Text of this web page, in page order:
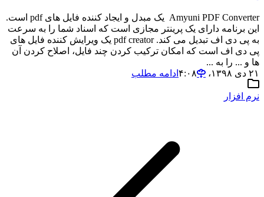
Amyuni PDF Converter یک مبدل و ایجاد کننده فایل های pdf است.
این برنامه دارای یک پرینتر مجازی است که اسناد شما را به سرعت
به پی دی اف تبدیل می کند. pdf creator یک ویرایش کننده فایل های
پی دی اف است که امکان ترکیب کردن چند فایل، اصلاح کردن آن
ها و ... را به ...
۲۱ دی ۱۳۹۸،‏ ۴:۰۸
ادامه مطلب
نرم افزار